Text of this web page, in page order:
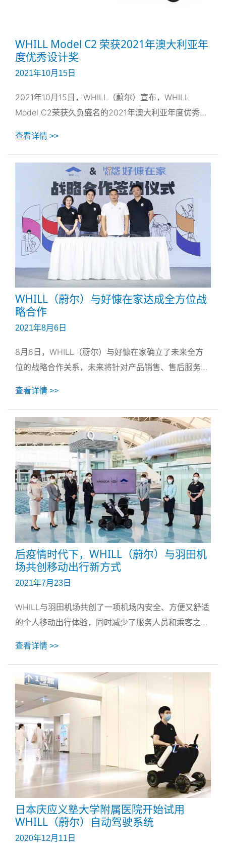
WHILL Model C2 荣获2021年澳大利亚年
度优秀设计奖
2021年10月15日
2021年10月15日，WHILL（蔚尔）宣布，WHILL
Model C2荣获久负盛名的2021年澳大利亚年度优秀设
查看详情 >>
WHILL（蔚尔）与好慷在家达成全方位战
略合作
2021年8月6日
8月6日，WHILL（蔚尔）与好慷在家确立了未来全方
位的战略合作关系，未来将针对产品销售、售后服务、
查看详情 >>
后疫情时代下，WHILL（蔚尔）与羽田机
场共创移动出行新方式
2021年7月23日
WHILL与羽田机场共创了一项机场内安全、方便又舒适
的个人移动出行体验，同时减少了服务人员和乘客之间
查看详情 >>
日本庆应义塾大学附属医院开始试用
WHILL（蔚尔）自动驾驶系统
2020年12月11日